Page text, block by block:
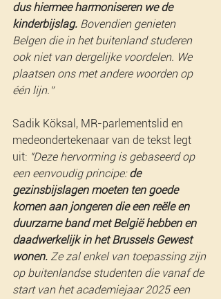
dus hiermee harmoniseren we de
kinderbijslag. Bovendien genieten
Belgen die in het buitenland studeren
ook niet van dergelijke voordelen. We
plaatsen ons met andere woorden op
één lijn.”
Sadik Köksal, MR-parlementslid en
medeondertekenaar van de tekst legt
uit: "Deze hervorming is gebaseerd op
een eenvoudig principe: de
gezinsbijslagen moeten ten goede
komen aan jongeren die een reële en
duurzame band met België hebben en
daadwerkelijk in het Brussels Gewest
wonen. Ze zal enkel van toepassing zijn
op buitenlandse studenten die vanaf de
start van het academiejaar 2025 een